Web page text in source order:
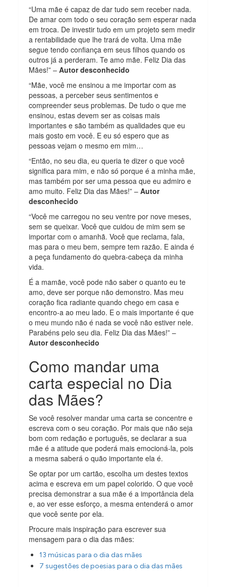
“Uma mãe é capaz de dar tudo sem receber nada.
De amar com todo o seu coração sem esperar nada
em troca. De investir tudo em um projeto sem medir
a rentabilidade que lhe trará de volta. Uma mãe
segue tendo confiança em seus filhos quando os
outros já a perderam. Te amo mãe. Feliz Dia das
Mães!” –Autor desconhecido
“Mãe, você me ensinou a me importar com as
pessoas, a perceber seus sentimentos e
compreender seus problemas. De tudo o que me
ensinou, estas devem ser as coisas mais
importantes e são também as qualidades que eu
mais gosto em você. E eu só espero que as
pessoas vejam o mesmo em mim…
“Então, no seu dia, eu queria te dizer o que você
significa para mim, e não só porque é a minha mãe,
mas também por ser uma pessoa que eu admiro e
amo muito. Feliz Dia das Mães!” –Autor
desconhecido
“Você me carregou no seu ventre por nove meses,
sem se queixar. Você que cuidou de mim sem se
importar com o amanhã. Você que reclama, fala,
mas para o meu bem, sempre tem razão. E ainda é
a peça fundamento do quebra-cabeça da minha
vida.
É a mamãe, você pode não saber o quanto eu te
amo, deve ser porque não demonstro. Mas meu
coração fica radiante quando chego em casa e
encontro-a ao meu lado. E o mais importante é que
o meu mundo não é nada se você não estiver nele.
Parabéns pelo seu dia. Feliz Dia das Mães!” –
Autor desconhecido
Como mandar uma
carta especial no Dia
das Mães?
Se você resolver mandar uma carta se concentre e
escreva com o seu coração. Por mais que não seja
bom com redação e português, se declarar a sua
mãe é a atitude que poderá mais emocioná-la, pois
a mesma saberá o quão importante ela é.
Se optar por um cartão, escolha um destes textos
acima e escreva em um papel colorido. O que você
precisa demonstrar a sua mãe é a importância dela
e, ao ver esse esforço, a mesma entenderá o amor
que você sente por ela.
Procure mais inspiração para escrever sua
mensagem para o dia das mães:
13 músicas para o dia das mães
7 sugestões de poesias para o dia das mães